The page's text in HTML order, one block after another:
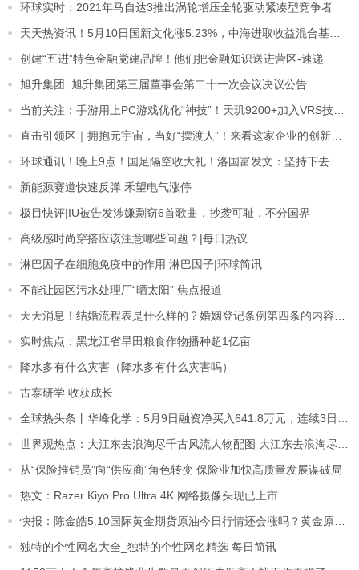
环球实时：2021年马自达3推出涡轮增压全轮驱动紧凑型竞争者
创建“五进”特色金融党建品牌！他们把金融知识送进营区-速递
旭升集团: 旭升集团第三届董事会第二十一次会议决议公告
新能源赛道快速反弹 禾望电气涨停
极目快评|IU被告发涉嫌剽窃6首歌曲，抄袭可耻，不分国界
高级感时尚穿搭应该注意哪些问题？|每日热议
淋巴因子在细胞免疫中的作用 淋巴因子|环球简讯
不能让园区污水处理厂“晒太阳” 焦点报道
实时焦点：黑龙江省旱田粮食作物播种超1亿亩
降水多有什么灾害（降水多有什么灾害吗）
古寨研学 收获成长
从“保险推销员”向“供应商”角色转变 保险业加快高质量发展谋破局
热文：Razer Kiyo Pro Ultra 4K 网络摄像头现已上市
独特的个性网名大全_独特的个性网名精选 每日简讯